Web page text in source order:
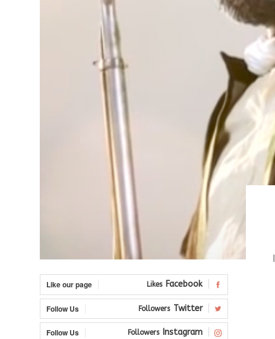
Facebook
Likes
Like our page
Twitter
Followers
Follow Us
Instagram
Followers
Follow Us